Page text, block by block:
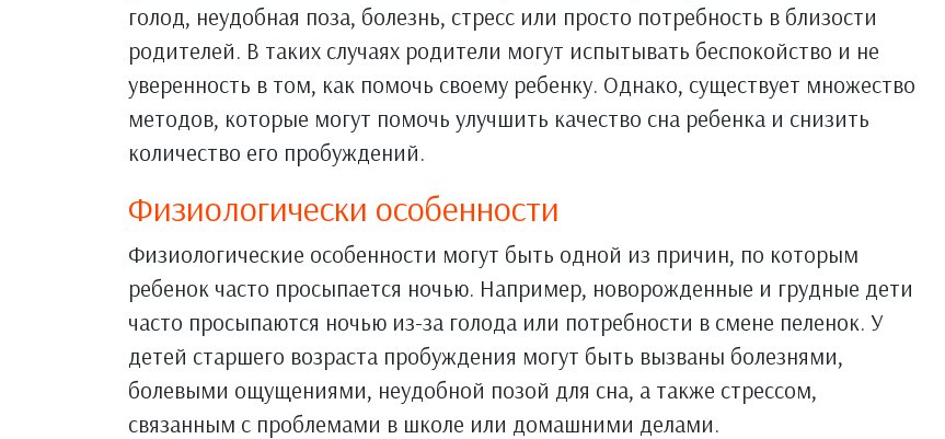
голод, неудобная поза, болезнь, стресс или просто потребность в близости
родителей. В таких случаях родители могут испытывать беспокойство и не
уверенность в том, как помочь своему ребенку. Однако, существует множество
методов, которые могут помочь улучшить качество сна ребенка и снизить
количество его пробуждений.
Физиологически особенности
Физиологические особенности могут быть одной из причин, по которым
ребенок часто просыпается ночью. Например, новорожденные и грудные дети
часто просыпаются ночью из-за голода или потребности в смене пеленок. У
детей старшего возраста пробуждения могут быть вызваны болезнями,
болевыми ощущениями, неудобной позой для сна, а также стрессом,
связанным с проблемами в школе или домашними делами.